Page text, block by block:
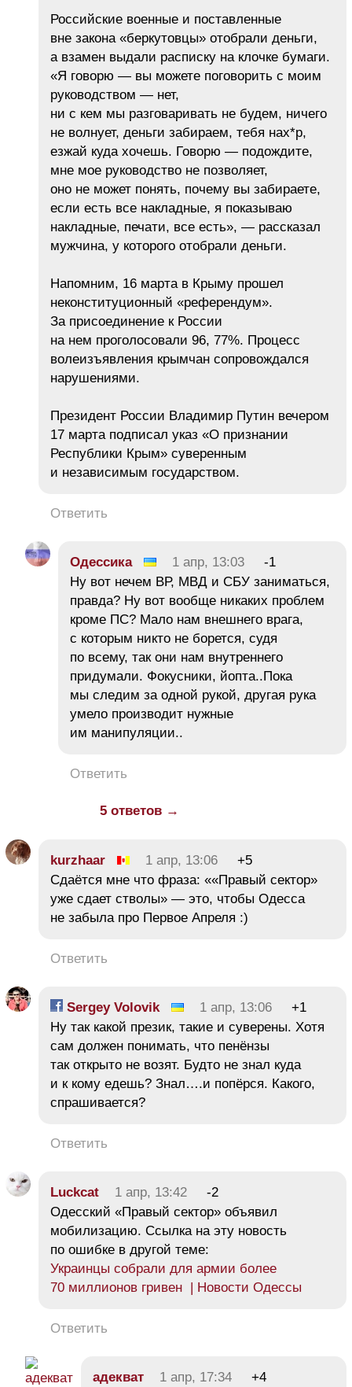
Российские военные и поставленные
вне закона «беркутовцы» отобрали деньги,
а взамен выдали расписку на клочке бумаги.
«Я говорю — вы можете поговорить с моим
руководством — нет,
ни с кем мы разговаривать не будем, ничего
не волнует, деньги забираем, тебя нах*р,
езжай куда хочешь. Говорю — подождите,
мне мое руководство не позволяет,
оно не может понять, почему вы забираете,
если есть все накладные, я показываю
накладные, печати, все есть», — рассказал
мужчина, у которого отобрали деньги.
Напомним, 16 марта в Крыму прошел
неконституционный «референдум».
За присоединение к России
на нем проголосовали 96, 77%. Процесс
волеизъявления крымчан сопровождался
нарушениями.
Президент России Владимир Путин вечером
17 марта подписал указ «О признании
Республики Крым» суверенным
и независимым государством.
Ответить
Одессика 1 апр, 13:03
-1
Ну вот нечем ВР, МВД и СБУ заниматься,
правда? Ну вот вообще никаких проблем
кроме ПС? Мало нам внешнего врага,
с которым никто не борется, судя
по всему, так они нам внутреннего
придумали. Фокусники, йопта..Пока
мы следим за одной рукой, другая рука
умело производит нужные
им манипуляции..
Ответить
5 ответов →
kurzhaar 1 апр, 13:06
+5
Сдаётся мне что фраза: ««Правый сектор»
уже сдает стволы» — это, чтобы Одесса
не забыла про Первое Апреля :)
Ответить
Sergey Volovik 1 апр, 13:06
+1
Ну так какой презик, такие и суверены. Хотя
сам должен понимать, что пенёнзы
так открыто не возят. Будто не знал куда
и к кому едешь? Знал….и попёрся. Какого,
спрашивается?
Ответить
Luckcat 1 апр, 13:42
-2
Одесский «Правый сектор» объявил
мобилизацию. Ссылка на эту новость
по ошибке в другой теме:
Украинцы собрали для армии более
70 миллионов гривен | Новости Одессы
Ответить
адекват 1 апр, 17:34
+4